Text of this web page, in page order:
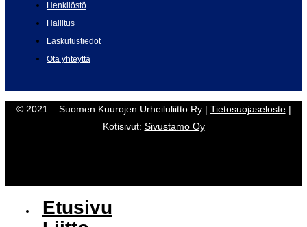
Henkilöstö
Hallitus
Laskutustiedot
Ota yhteyttä
© 2021 – Suomen Kuurojen Urheiluliitto Ry | Tietosuojaseloste|
Kotisivut: Sivustamo Oy
Etusivu